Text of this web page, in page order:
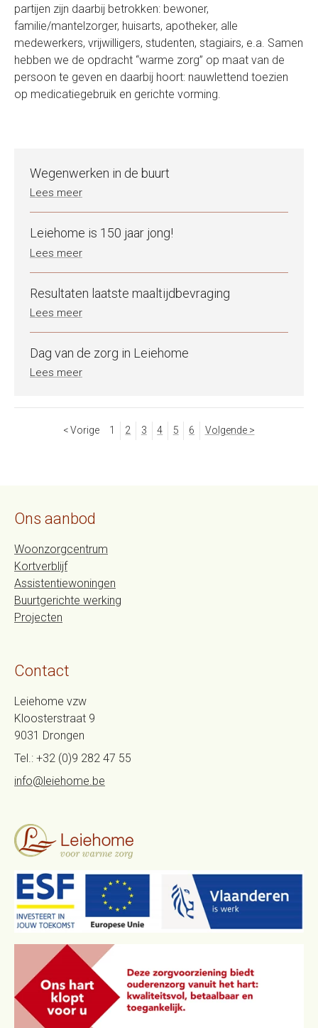
partijen zijn daarbij betrokken: bewoner,
familie/mantelzorger, huisarts, apotheker, alle
medewerkers, vrijwilligers, studenten, stagiairs, e.a. Samen
hebben we de opdracht “warme zorg” op maat van de
persoon te geven en daarbij hoort: nauwlettend toezien
op medicatiegebruik en gerichte vorming.
Wegenwerken in de buurt
Lees meer
Leiehome is 150 jaar jong!
Lees meer
Resultaten laatste maaltijdbevraging
Lees meer
Dag van de zorg in Leiehome
Lees meer
< Vorige 1 2 3 4 5 6 Volgende >
Ons aanbod
Woonzorgcentrum
Kortverblijf
Assistentiewoningen
Buurtgerichte werking
Projecten
Contact
Leiehome vzw
Kloosterstraat 9
9031 Drongen
Tel.: +32 (0)9 282 47 55
info@leiehome.be